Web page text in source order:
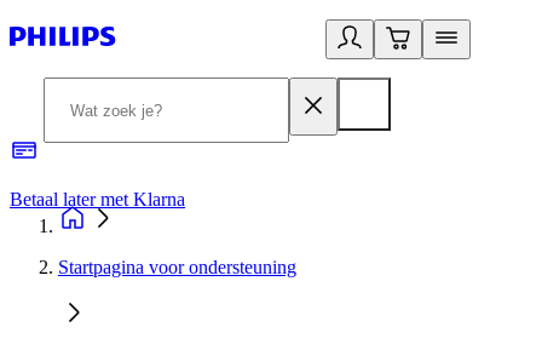
Betaal later met Klarna
Startpagina voor ondersteuning